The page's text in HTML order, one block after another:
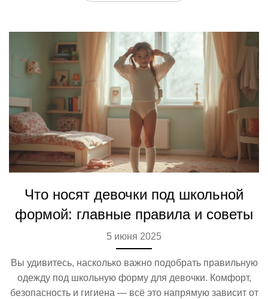
Что носят девочки под школьной
формой: главные правила и советы
5 июня 2025
Вы удивитесь, насколько важно подобрать правильную
одежду под школьную форму для девочки. Комфорт,
безопасность и гигиена — всё это напрямую зависит от